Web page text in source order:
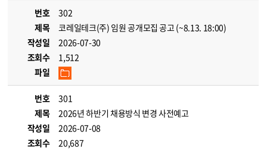
번호
302
제목
코레일테크(주) 임원 공개모집 공고 (~8.13. 18:00)
작성일
2026-07-30
조회수
1,512
파일
번호
301
제목
2026년 하반기 채용방식 변경 사전예고
작성일
2026-07-08
조회수
20,687